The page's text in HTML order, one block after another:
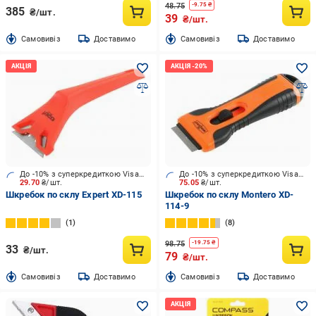
385 ₴/шт.
Cамовивіз Доставимо
48.75 -9.75₴
39 ₴/шт.
Cамовивіз Доставимо
29.70₴/шт.
До -10% з суперкредиткою Visa Вигода
Шкребок по склу Expert XD-115
1
33 ₴/шт.
Cамовивіз Доставимо
75.05₴/шт.
До -10% з суперкредиткою Visa Вигода
Шкребок по склу Montero XD-
114-9
8
98.75 -19.75 ₴
79 ₴/шт.
Cамовивіз Доставимо